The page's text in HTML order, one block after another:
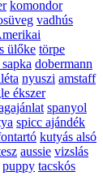
komondor
vadhús
ülőke törpe
dobermann
nyuszi amstaff
ékszer
spanyol
spicc ajándék
kutyás alsó
aussie vizslás
puppy tacskós